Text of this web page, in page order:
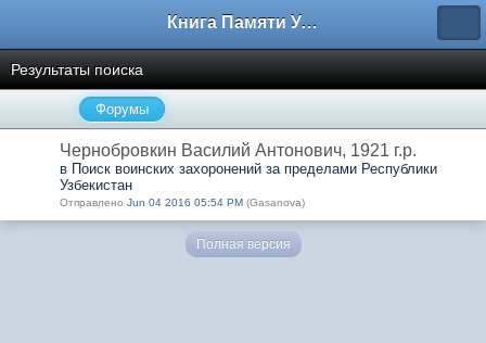
Книга Памяти Узбекистана
Результаты поиска
Форумы
Чернобровкин Василий Антонович, 1921 г.р.
в Поиск воинских захоронений за пределами Республики
Узбекистан
Отправлено Jun 04 2016 05:54 PM (Gasanova)
Полная версия